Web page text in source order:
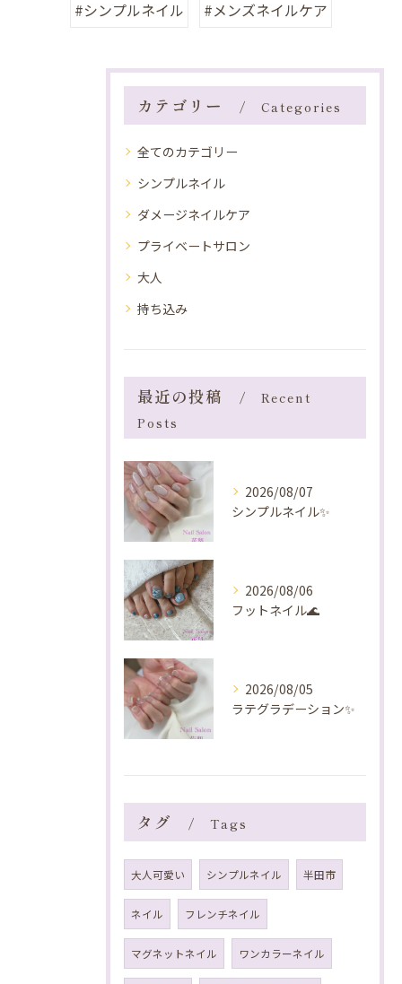
#シンプルネイル #メンズネイルケア
カテゴリー Categories
全てのカテゴリー
シンプルネイル
ダメージネイルケア
プライベートサロン
大人
持ち込み
最近の投稿
Recent
Posts
2026/08/07
シンプルネイル✨️
2026/08/06
フットネイル🌊
2026/08/05
ラテグラデーション✨️
タグ Tags
大人可愛い シンプルネイル 半田市
ネイル フレンチネイル
マグネットネイル ワンカラーネイル